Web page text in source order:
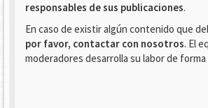
responsables de sus publicaciones.
En caso de existir algún contenido que
por favor, contactar con nosotros. El
moderadores desarrolla su labor de